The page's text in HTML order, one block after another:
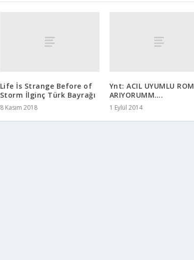
Life İs Strange Before of
Storm İlginç Türk Bayrağı
8 Kasım 2018
Ynt: ACIL UYUMLU ROM
ARIYORUMM….
1 Eylül 2014